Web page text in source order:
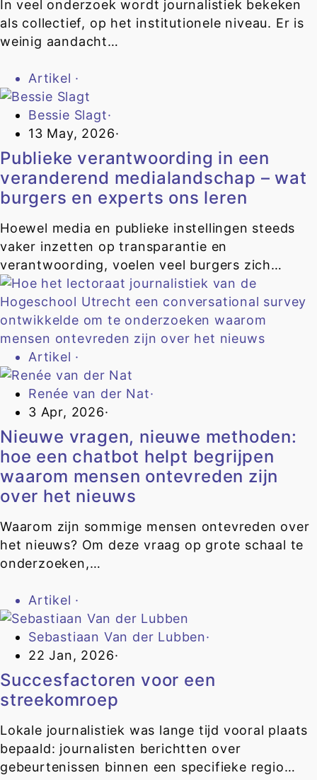
In veel onderzoek wordt journalistiek bekeken
als collectief, op het institutionele niveau. Er is
weinig aandacht…
Artikel ·
Bessie Slagt·
13 May, 2026·
Publieke verantwoording in een
veranderend medialandschap – wat
burgers en experts ons leren
Hoewel media en publieke instellingen steeds
vaker inzetten op transparantie en
verantwoording, voelen veel burgers zich…
Artikel ·
Renée van der Nat·
3 Apr, 2026·
Nieuwe vragen, nieuwe methoden:
hoe een chatbot helpt begrijpen
waarom mensen ontevreden zijn
over het nieuws
Waarom zijn sommige mensen ontevreden over
het nieuws? Om deze vraag op grote schaal te
onderzoeken,…
Artikel ·
Sebastiaan Van der Lubben·
22 Jan, 2026·
Succesfactoren voor een
streekomroep
Lokale journalistiek was lange tijd vooral plaats
bepaald: journalisten berichtten over
gebeurtenissen binnen een specifieke regio…